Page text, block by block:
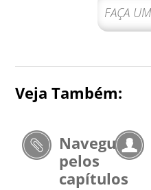
Veja Também:
Navegue
pelos
capítulos